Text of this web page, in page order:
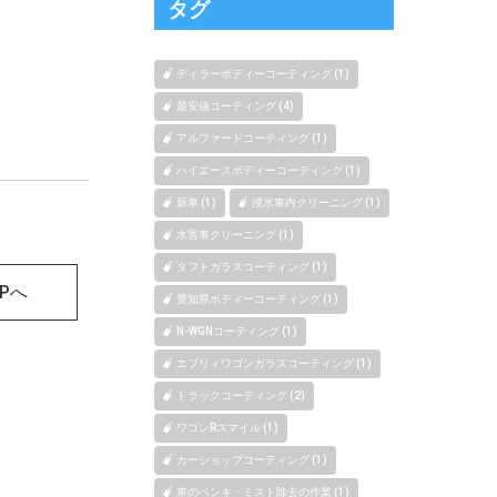
へ
タグ
ディラーボディーコーティング (1)
最安値コーティング (4)
アルファードコーティング (1)
ハイエースボディーコーティング (1)
新車 (1) 浸水車内クリーニング (1)
水害車クリーニング (1)
タフトガラスコーティング (1)
愛知県ボディーコーティング (1)
N-WGNコーティング (1)
エブリィワゴンガラスコーティング (1)
トラックコーティング (2)
ワゴンRスマイル (1)
カーショップコーティング (1)
車のペンキ・ミスト除去の作業 (1)